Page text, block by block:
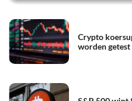
Crypto
worden getest